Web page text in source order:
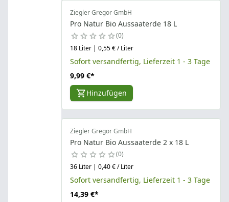
Ziegler Gregor GmbH
Pro Natur Bio Aussaaterde 18 L
0
18 Liter | 0,55 € / Liter
Sofort versandfertig, Lieferzeit 1 - 3 Tage
9,99 €*
Hinzufügen
Ziegler Gregor GmbH
Pro Natur Bio Aussaaterde 2 x 18 L
0
36 Liter | 0,40 € / Liter
Sofort versandfertig, Lieferzeit 1 - 3 Tage
14,39 €*